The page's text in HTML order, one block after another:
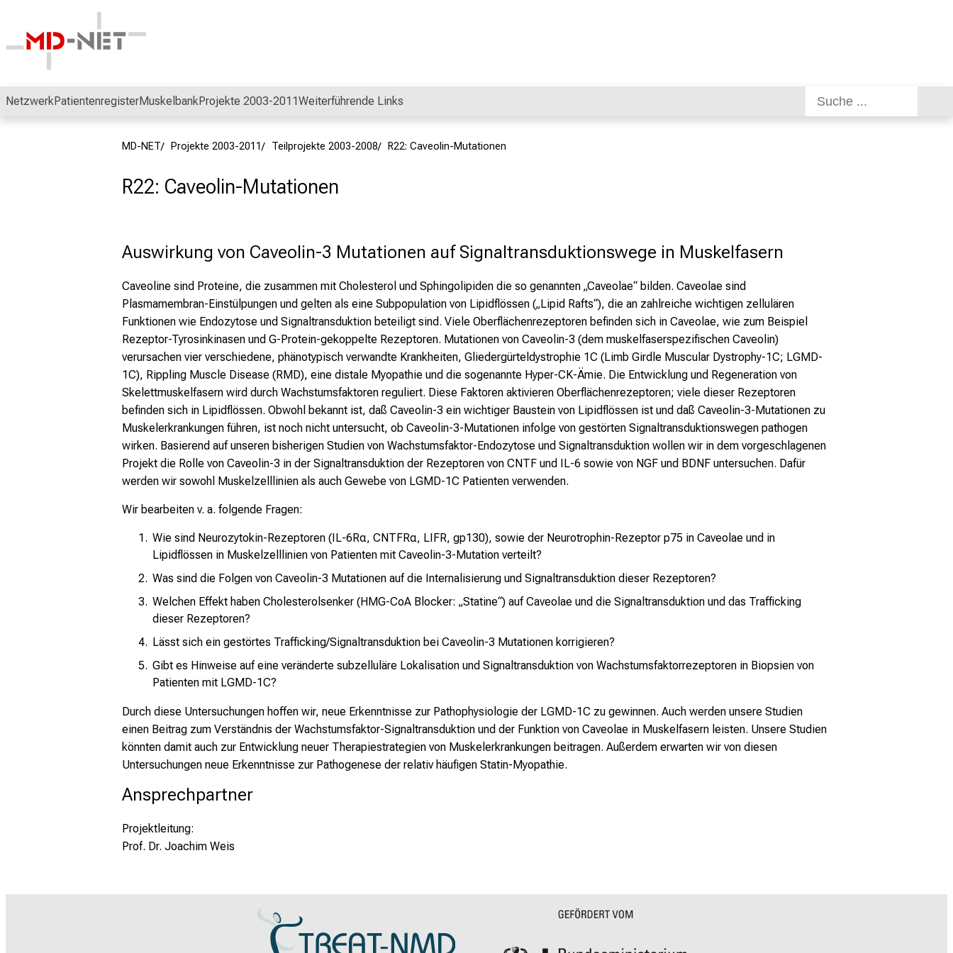
NetzwerkPatientenregisterMuskelbankProjekte 2003-2011Weiterführende Links
MD-NET Projekte 2003-2011 Teilprojekte 2003-2008 R22: Caveolin-Mutationen
R22: Caveolin-Mutationen
Auswirkung von Caveolin-3 Mutationen auf Signaltransduktionswege in Muskelfasern
Caveoline sind Proteine, die zusammen mit Cholesterol und Sphingolipiden die so genannten „Caveolae“ bilden. Caveolae sind
Plasmamembran-Einstülpungen und gelten als eine Subpopulation von Lipidflössen („Lipid Rafts“), die an zahlreiche wichtigen zellulären
Funktionen wie Endozytose und Signaltransduktion beteiligt sind. Viele Oberflächenrezeptoren befinden sich in Caveolae, wie zum Beispiel
Rezeptor-Tyrosinkinasen und G-Protein-gekoppelte Rezeptoren. Mutationen von Caveolin-3 (dem muskelfaserspezifischen Caveolin)
verursachen vier verschiedene, phänotypisch verwandte Krankheiten, Gliedergürteldystrophie 1C (Limb Girdle Muscular Dystrophy-1C; LGMD-
1C), Rippling Muscle Disease (RMD), eine distale Myopathie und die sogenannte Hyper-CK-Ämie. Die Entwicklung und Regeneration von
Skelettmuskelfasern wird durch Wachstumsfaktoren reguliert. Diese Faktoren aktivieren Oberflächenrezeptoren; viele dieser Rezeptoren
befinden sich in Lipidflössen. Obwohl bekannt ist, daß Caveolin-3 ein wichtiger Baustein von Lipidflössen ist und daß Caveolin-3-Mutationen zu
Muskelerkrankungen führen, ist noch nicht untersucht, ob Caveolin-3-Mutationen infolge von gestörten Signaltransduktionswegen pathogen
wirken. Basierend auf unseren bisherigen Studien von Wachstumsfaktor-Endozytose und Signaltransduktion wollen wir in dem vorgeschlagenen
Projekt die Rolle von Caveolin-3 in der Signaltransduktion der Rezeptoren von CNTF und IL-6 sowie von NGF und BDNF untersuchen. Dafür
werden wir sowohl Muskelzelllinien als auch Gewebe von LGMD-1C Patienten verwenden.
Wir bearbeiten v. a. folgende Fragen:
Wie sind Neurozytokin-Rezeptoren (IL-6Rα, CNTFRα, LIFR, gp130), sowie der Neurotrophin-Rezeptor p75 in Caveolae und in
Lipidflössen in Muskelzelllinien von Patienten mit Caveolin-3-Mutation verteilt?
Was sind die Folgen von Caveolin-3 Mutationen auf die Internalisierung und Signaltransduktion dieser Rezeptoren?
Welchen Effekt haben Cholesterolsenker (HMG-CoA Blocker: „Statine“) auf Caveolae und die Signaltransduktion und das Trafficking
dieser Rezeptoren?
Lässt sich ein gestörtes Trafficking/Signaltransduktion bei Caveolin-3 Mutationen korrigieren?
Gibt es Hinweise auf eine veränderte subzelluläre Lokalisation und Signaltransduktion von Wachstumsfaktorrezeptoren in Biopsien von
Patienten mit LGMD-1C?
Durch diese Untersuchungen hoffen wir, neue Erkenntnisse zur Pathophysiologie der LGMD-1C zu gewinnen. Auch werden unsere Studien
einen Beitrag zum Verständnis der Wachstumsfaktor-Signaltransduktion und der Funktion von Caveolae in Muskelfasern leisten. Unsere Studien
könnten damit auch zur Entwicklung neuer Therapiestrategien von Muskelerkrankungen beitragen. Außerdem erwarten wir von diesen
Untersuchungen neue Erkenntnisse zur Pathogenese der relativ häufigen Statin-Myopathie.
Ansprechpartner
Projektleitung:
Prof. Dr. Joachim Weis